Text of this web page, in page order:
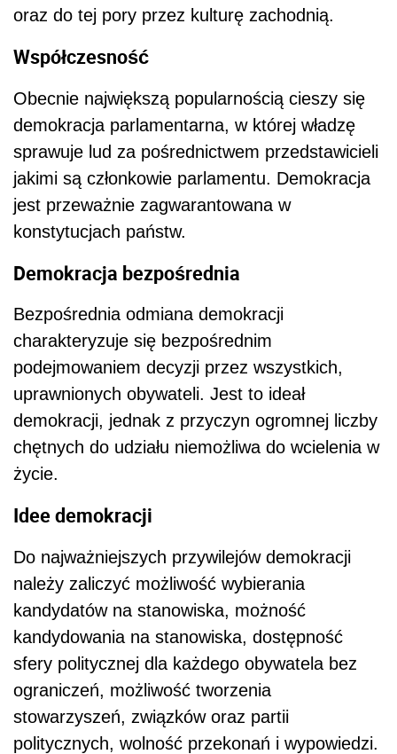
oraz do tej pory przez kulturę zachodnią.
Współczesność
Obecnie największą popularnością cieszy się
demokracja parlamentarna, w której władzę
sprawuje lud za pośrednictwem przedstawicieli
jakimi są członkowie parlamentu. Demokracja
jest przeważnie zagwarantowana w
konstytucjach państw.
Demokracja bezpośrednia
Bezpośrednia odmiana demokracji
charakteryzuje się bezpośrednim
podejmowaniem decyzji przez wszystkich,
uprawnionych obywateli. Jest to ideał
demokracji, jednak z przyczyn ogromnej liczby
chętnych do udziału niemożliwa do wcielenia w
życie.
Idee demokracji
Do najważniejszych przywilejów demokracji
należy zaliczyć możliwość wybierania
kandydatów na stanowiska, możność
kandydowania na stanowiska, dostępność
sfery politycznej dla każdego obywatela bez
ograniczeń, możliwość tworzenia
stowarzyszeń, związków oraz partii
politycznych, wolność przekonań i wypowiedzi.